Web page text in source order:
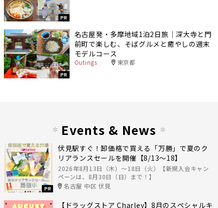
PR
PR
名古屋発・多摩地域1泊2日旅｜深大寺と門
前町で楽しむ、そばグルメと癒やしの週末
モデルコース
Outings 東京都
Events & News
PR
伏見駅すぐ！卸価格で買える「万勝」で夏のク
リアランスセールを開催【8/13〜18】
2026年8月13日（木）〜18日（火）【新規入会キャン
ペーンは、8月30日（日）まで！】
名古屋 中区 伏見
【ドラッグストア Charley】8月のスペシャルキ